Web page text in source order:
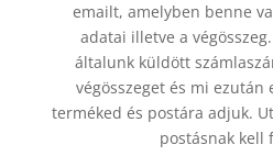
emailt, amelyben benne
adatai illetve a
általunk küldött
végösszeget és mi
terméked és postára adjuk.
postásnak kell